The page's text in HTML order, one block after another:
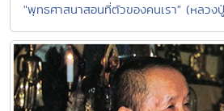
"พุทธศาสนาสอนที่ตัวของคนเรา" (หลวง